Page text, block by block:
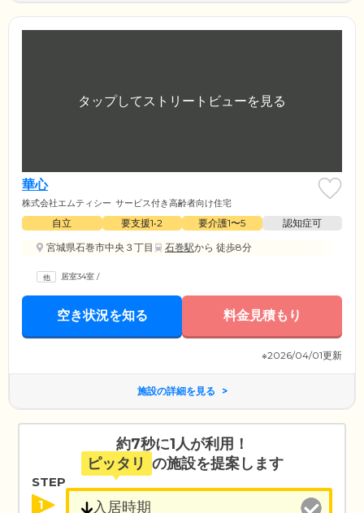
華心
株式会社エムティシー サービス付き高齢者向け住宅
自立 要支援1•2 要介護1〜5
認知症可
宮城県石巻市中央３丁目
石巻駅から 徒歩8分
居室34室 /
空き状況を知る 料金見積もり
※2026/04/01更新
施設の詳細を見る
約7秒に1人が利用！
ピッタリ の施設を提案します
STEP
1